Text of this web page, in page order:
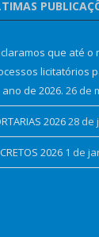
que até o
licitatórios
de 2026. 26 de
202628 de
2026 1 de